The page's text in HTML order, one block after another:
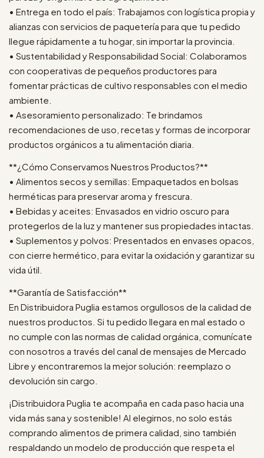
• Entrega en todo el país: Trabajamos con logística propia y
alianzas con servicios de paquetería para que tu pedido
llegue rápidamente a tu hogar, sin importar la provincia.
• Sustentabilidad y Responsabilidad Social: Colaboramos
con cooperativas de pequeños productores para
fomentar prácticas de cultivo responsables con el medio
ambiente.
• Asesoramiento personalizado: Te brindamos
recomendaciones de uso, recetas y formas de incorporar
productos orgánicos a tu alimentación diaria.
**¿Cómo Conservamos Nuestros Productos?**
• Alimentos secos y semillas: Empaquetados en bolsas
herméticas para preservar aroma y frescura.
• Bebidas y aceites: Envasados en vidrio oscuro para
protegerlos de la luz y mantener sus propiedades intactas.
• Suplementos y polvos: Presentados en envases opacos,
con cierre hermético, para evitar la oxidación y garantizar su
vida útil.
**Garantía de Satisfacción**
En Distribuidora Puglia estamos orgullosos de la calidad de
nuestros productos. Si tu pedido llegara en mal estado o
no cumple con las normas de calidad orgánica, comunícate
con nosotros a través del canal de mensajes de Mercado
Libre y encontraremos la mejor solución: reemplazo o
devolución sin cargo.
¡Distribuidora Puglia te acompaña en cada paso hacia una
vida más sana y sostenible! Al elegirnos, no solo estás
comprando alimentos de primera calidad, sino también
respaldando un modelo de producción que respeta el